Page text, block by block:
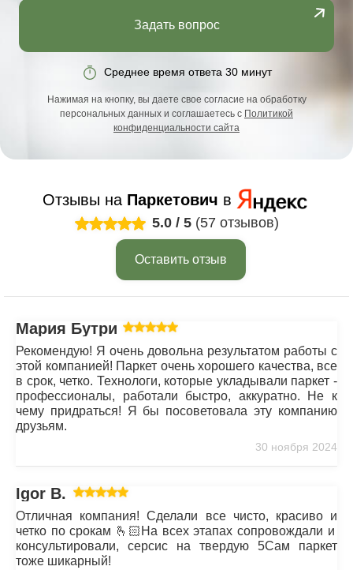
Задать вопрос
Среднее время ответа 30 минут
Нажимая на кнопку, вы даете свое согласие на обработку
персональных данных и соглашаетесь с Политикой
конфиденциальности сайта
Отзывы на Паркетович в
5.0 / 5 (57 отзывов)
Оставить отзыв
Мария Бутрим
Рекомендую! Я очень довольна результатом работы с
этой компанией! Паркет очень хорошего качества, все
в срок, четко. Технологи, которые укладывали паркет -
профессионалы, работали быстро, аккуратно. Не к
чему придраться! Я бы посоветовала эту компанию
друзьям.
30 ноября 2024
Igor B.
Отличная компания! Сделали все чисто, красиво и
четко по срокам 🫰🏻На всех этапах сопровождали и
консультировали, серсис на твердую 5Сам паркет
тоже шикарный!